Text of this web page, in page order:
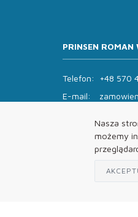
Nasza
możemy
PRINSEN ROMAN
Telefon:
+48 570
E-mail:
Pon - Pt: 8:00 -